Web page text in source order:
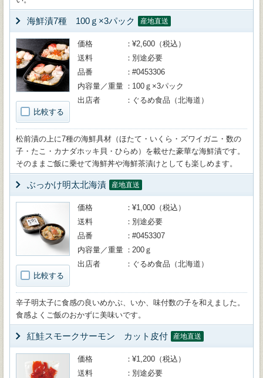
海鮮漬7種 100ｇ×3パック 産地直送
比較する
価格
¥2,600（税込）
送料
別途必要
品番
#0453306
内容量／重量
100ｇ×3パック
出店者
ぐるめ食品（北海道）
松前漬の上に7種の海鮮具材（ほたて・いくら・ズワイガニ・数の
子・たこ・カナダホッキ貝・ひらめ）を載せた豪華な海鮮漬です。
そのままご飯に乗せて海鮮丼や海鮮茶漬けとしても楽しめます。
ぶっかけ明太北海漬 産地直送
比較する
価格
¥1,000（税込）
送料
別途必要
品番
#0453307
内容量／重量
200ｇ
出店者
ぐるめ食品（北海道）
辛子明太子に食感の良いめかぶ、いか、味付数の子を和えました。
食感よくご飯のおかずに美味いです。
紅鮭スモークサーモン カット皮付 産地直送
価格
¥1,200（税込）
送料
別途必要